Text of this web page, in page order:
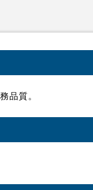
品質。